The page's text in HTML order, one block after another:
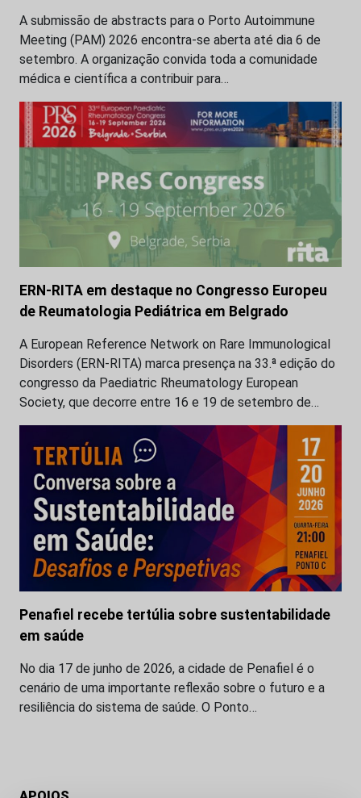
A submissão de abstracts para o Porto Autoimmune
Meeting (PAM) 2026 encontra-se aberta até dia 6 de
setembro. A organização convida toda a comunidade
médica e científica a contribuir para…
ERN-RITA em destaque no Congresso Europeu
de Reumatologia Pediátrica em Belgrado
A European Reference Network on Rare Immunological
Disorders (ERN-RITA) marca presença na 33.ª edição do
congresso da Paediatric Rheumatology European
Society, que decorre entre 16 e 19 de setembro de…
Penafiel recebe tertúlia sobre sustentabilidade
em saúde
No dia 17 de junho de 2026, a cidade de Penafiel é o
cenário de uma importante reflexão sobre o futuro e a
resiliência do sistema de saúde. O Ponto…